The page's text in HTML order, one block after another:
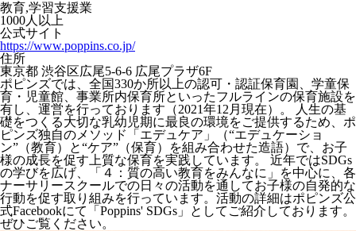
教育,学習支援業
1000人以上
公式サイト
https://www.poppins.co.jp/
住所
東京都 渋谷区広尾5-6-6 広尾プラザ6F
ポピンズでは、全国330か所以上の認可・認証保育園、学童保
育・児童館、事業所内保育所といったフルラインの保育施設を
有し、運営を行っております（2021年12月現在）。 人生の基
礎をつくる大切な乳幼児期に最良の環境をご提供するため、ポ
ピンズ独自のメソッド「エデュケア」（“エデュケーショ
ン”（教育）と“ケア”（保育）を組み合わせた造語）で、お子
様の成長を促す上質な保育を実践しています。 近年ではSDGs
の学びを広げ、「４：質の高い教育をみんなに」を中心に、各
ナーサリースクールでの日々の活動を通してお子様の自発的な
行動を促す取り組みを行っています。活動の詳細はポピンズ公
式Facebookにて「Poppins' SDGs」としてご紹介しております。
ぜひご覧ください。